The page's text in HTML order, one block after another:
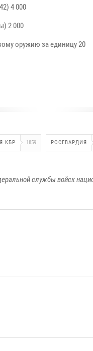
4 000
2 000
оружию за единицу 20
КБР 1859 РОСГВАРДИЯ
службы войск